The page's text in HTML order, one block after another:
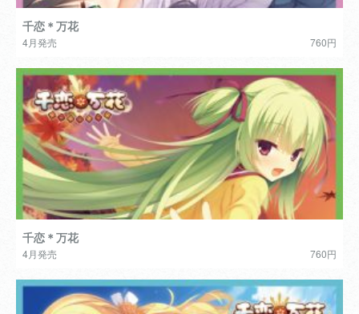
千恋＊万花
4月発売 760円
千恋＊万花
4月発売 760円